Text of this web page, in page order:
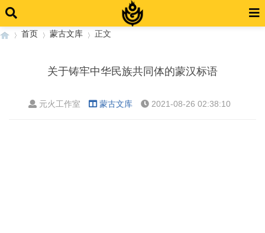
首页 蒙古文库 正文
关于铸牢中华民族共同体的蒙汉标语
元火工作室 蒙古文库 2021-08-26 02:38:10